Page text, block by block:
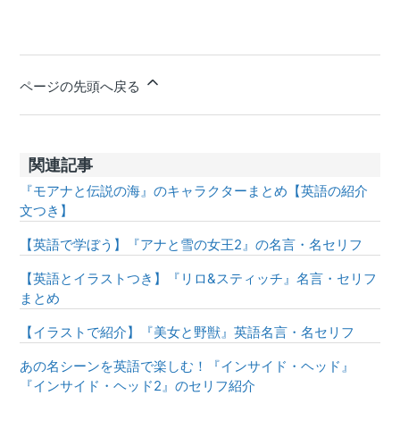
ページの先頭へ戻る
関連記事
『モアナと伝説の海』のキャラクターまとめ【英語の紹介
文つき】
【英語で学ぼう】『アナと雪の女王2』の名言・名セリフ
【英語とイラストつき】『リロ&スティッチ』名言・セリフ
まとめ
【イラストで紹介】『美女と野獣』英語名言・名セリフ
あの名シーンを英語で楽しむ！『インサイド・ヘッド』
『インサイド・ヘッド2』のセリフ紹介